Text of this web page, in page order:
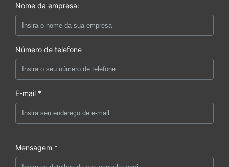
Nome da empresa:
Número de telefone
E-mail *
Mensagem *